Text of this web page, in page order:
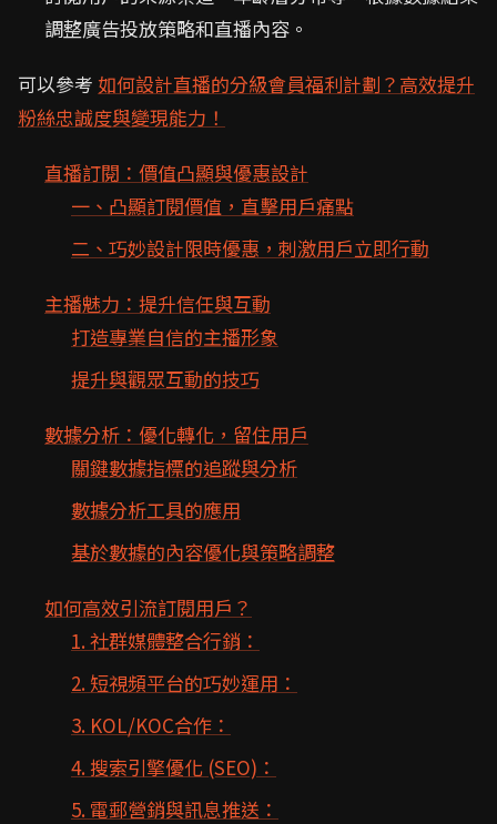
調整廣告投放策略和直播內容。
可以參考 如何設計直播的分級會員福利計劃？高效提升
粉絲忠誠度與變現能力！
直播訂閱：價值凸顯與優惠設計
一、凸顯訂閱價值，直擊用戶痛點
二、巧妙設計限時優惠，刺激用戶立即行動
主播魅力：提升信任與互動
打造專業自信的主播形象
提升與觀眾互動的技巧
數據分析：優化轉化，留住用戶
關鍵數據指標的追蹤與分析
數據分析工具的應用
基於數據的內容優化與策略調整
如何高效引流訂閱用戶？
1. 社群媒體整合行銷：
2. 短視頻平台的巧妙運用：
3. KOL/KOC合作：
4. 搜索引擎優化 (SEO)：
5. 電郵營銷與訊息推送：